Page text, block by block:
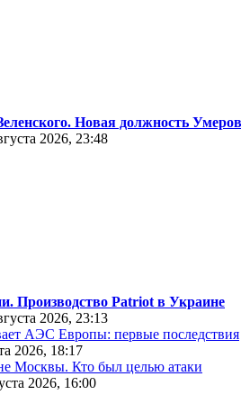
Новая должность
2026, 23:48
Производство Patriot в Украине
2026, 23:13
АЭС Европы: первые последствия
2026, 18:17
Москвы. Кто был целью атаки
2026, 16:00